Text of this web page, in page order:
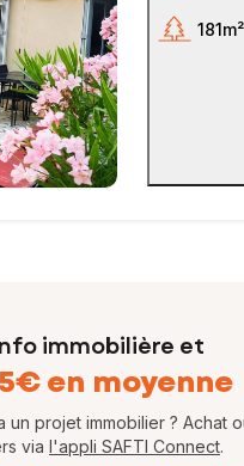
181m²
immobilière et
en moyenne
un projet immobilier ? Achat
via l'appli SAFTI Connect.